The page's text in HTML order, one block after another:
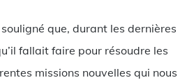
que, durant les dernières
fallait faire pour résoudre les
missions nouvelles qui nous